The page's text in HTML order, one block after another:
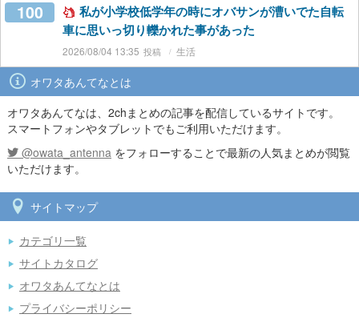
100
私が小学校低学年の時にオバサンが漕いでた自転
車に思いっ切り轢かれた事があった
2026/08/04 13:35 生活
オワタあんてなとは
オワタあんてなは、2chまとめの記事を配信しているサイトです。
スマートフォンやタブレットでもご利用いただけます。
@owata_antenna をフォローすることで最新の人気まとめが閲覧
いただけます。
サイトマップ
カテゴリ一覧
サイトカタログ
オワタあんてなとは
プライバシーポリシー